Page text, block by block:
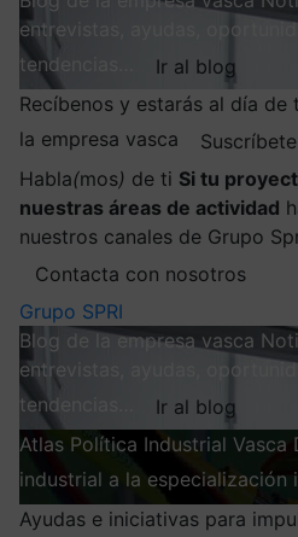
entrevistas, ayudas,
tendencias…
Ir al blog
Recíbenos y estarás al día
la empresa vasca
Habla(mos) de ti Si tu
nuestras áreas de actividad
nuestros canales de Grupo
Contacta con nosotros
Grupo SPRI
Blog de la empresa vasca
entrevistas, ayudas,
tendencias…
Ir al blog
Atlas Política Industrial Vasca
industrial a la especialización
Ayudas e iniciativas para